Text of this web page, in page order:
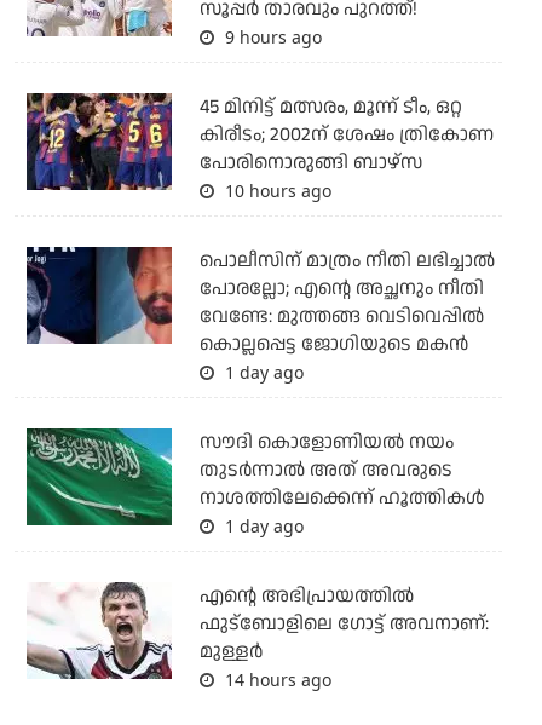
സൂപ്പര്‍ താരവും പുറത്ത്!
9 hours ago
45 മിനിട്ട് മത്സരം, മൂന്ന് ടീം, ഒറ്റ
കിരീടം; 2002ന് ശേഷം ത്രികോണ
പോരിനൊരുങ്ങി ബാഴ്‌സ
10 hours ago
പൊലീസിന് മാത്രം നീതി ലഭിച്ചാല്‍
പോരല്ലോ; എന്റെ അച്ഛനും നീതി
വേണ്ടേ: മുത്തങ്ങ വെടിവെപ്പില്‍
കൊല്ലപ്പെട്ട ജോഗിയുടെ മകന്‍
1 day ago
സൗദി കൊളോണിയല്‍ നയം
തുടര്‍ന്നാല്‍ അത് അവരുടെ
നാശത്തിലേക്കെന്ന് ഹൂത്തികള്‍
1 day ago
എന്റെ അഭിപ്രായത്തില്‍
ഫുട്‌ബോളിലെ ഗോട്ട് അവനാണ്:
മുള്ളര്‍
14 hours ago